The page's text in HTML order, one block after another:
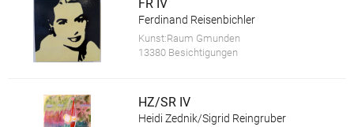
FR IV
Ferdinand Reisenbichler
Kunst:Raum Gmunden
13380 Besichtigungen
HZ/SR IV
Heidi Zednik/Sigrid Reingruber